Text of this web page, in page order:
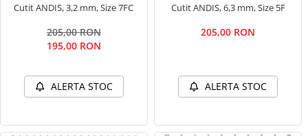
Cutit ANDIS, 3,2 mm, Size 7FC
205,00 RON
195,00 RON
ALERTA STOC
Cutit ANDIS, 6,3 mm, Size 5F
205,00 RON
ALERTA STOC